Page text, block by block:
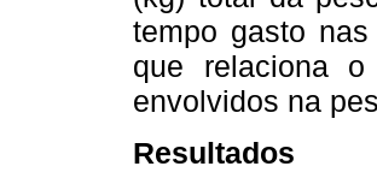
tempo gasto
que relaciona
envolvidos na
Resultados